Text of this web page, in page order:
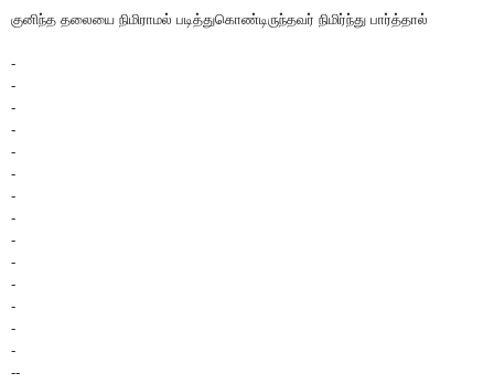
குனிந்த தலையை நிமிராமல் படித்துகொண்டிருந்தவர் நிமிர்ந்து பார்த்தால்
-
-
-
-
-
-
-
-
-
-
-
-
-
-
--